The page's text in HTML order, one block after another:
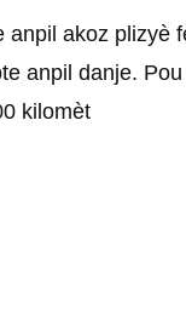
anpil akoz plizyè
anpil danje.
kilomèt